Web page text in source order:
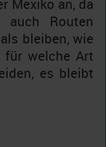
Mexiko an, da
auch Routen
bleiben, wie
für welche Art
es bleibt